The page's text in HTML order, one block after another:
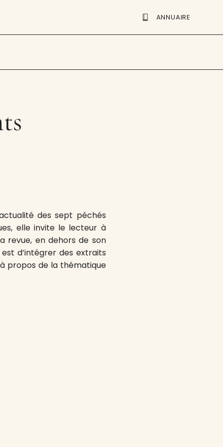
ANNUAIRE
des sept péchés
elle invite le lecteur à
revue, en dehors de son
d’intégrer des extraits
propos de la thématique